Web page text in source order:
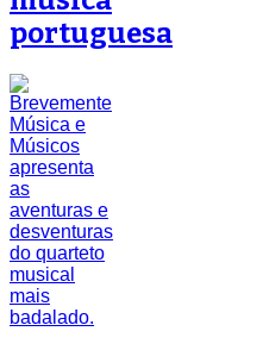
portuguesa